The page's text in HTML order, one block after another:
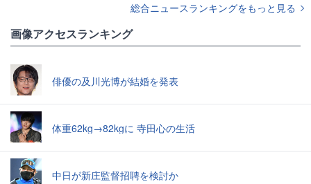
総合ニュースランキングをもっと見る
画像アクセスランキング
俳優の及川光博が結婚を発表
体重62kg→82kgに 寺田心の生活
中日が新庄監督招聘を検討か